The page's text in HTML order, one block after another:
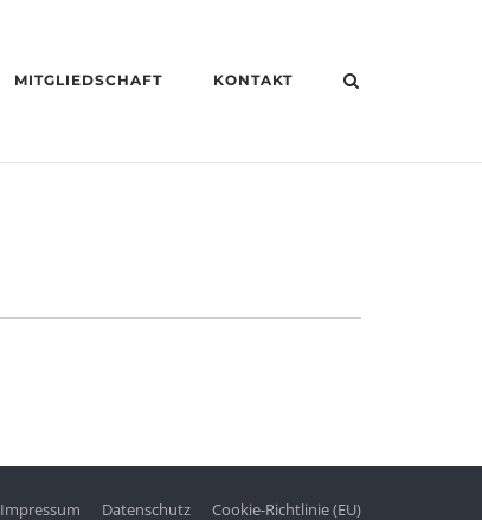
MITGLIEDSCHAFT KONTAKT
Impressum Datenschutz Cookie-Richtlinie (EU)